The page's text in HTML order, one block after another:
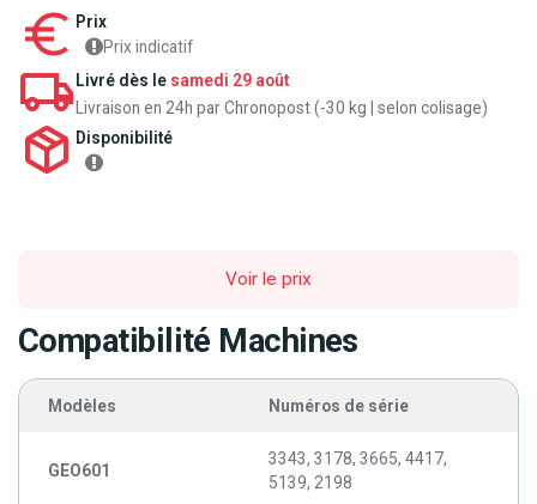
Prix
Prix indicatif
Livré dès le samedi 29 août
Livraison en 24h par Chronopost (-30 kg | selon colisage)
Disponibilité
Voir le prix
Compatibilité Machines
Modèles Numéros de série
GEO601
3343, 3178, 3665, 4417,
5139, 2198